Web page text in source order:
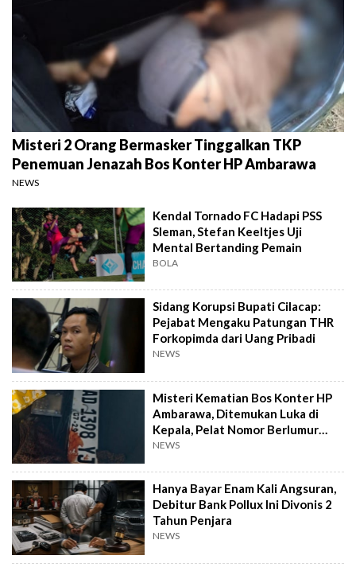
Misteri 2 Orang Bermasker Tinggalkan TKP
Penemuan Jenazah Bos Konter HP Ambarawa
NEWS
Kendal Tornado FC Hadapi PSS
Sleman, Stefan Keeltjes Uji
Mental Bertanding Pemain
BOLA
Sidang Korupsi Bupati Cilacap:
Pejabat Mengaku Patungan THR
Forkopimda dari Uang Pribadi
NEWS
Misteri Kematian Bos Konter HP
Ambarawa, Ditemukan Luka di
Kepala, Pelat Nomor Berlumur
Darah
NEWS
Hanya Bayar Enam Kali Angsuran,
Debitur Bank Pollux Ini Divonis 2
Tahun Penjara
NEWS